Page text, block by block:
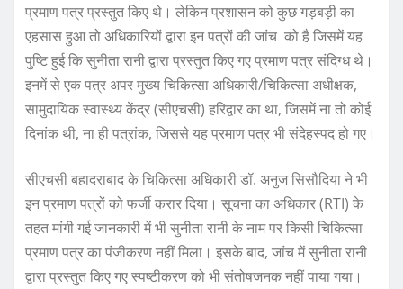
प्रमाण पत्र प्रस्तुत किए थे। लेकिन प्रशासन को कुछ गड़बड़ी का
एहसास हुआ तो अधिकारियों द्वारा इन पत्रों की जांच को है जिसमें यह
पुष्टि हुई कि सुनीता रानी द्वारा प्रस्तुत किए गए प्रमाण पत्र संदिग्ध थे।
इनमें से एक पत्र अपर मुख्य चिकित्सा अधिकारी/चिकित्सा अधीक्षक,
सामुदायिक स्वास्थ्य केंद्र (सीएचसी) हरिद्वार का था, जिसमें ना तो कोई
दिनांक थी, ना ही पत्रांक, जिससे यह प्रमाण पत्र भी संदेहस्पद हो गए।
सीएचसी बहादराबाद के चिकित्सा अधिकारी डॉ. अनुज सिसौदिया ने भी
इन प्रमाण पत्रों को फर्जी करार दिया। सूचना का अधिकार (RTI) के
तहत मांगी गई जानकारी में भी सुनीता रानी के नाम पर किसी चिकित्सा
प्रमाण पत्र का पंजीकरण नहीं मिला। इसके बाद, जांच में सुनीता रानी
द्वारा प्रस्तुत किए गए स्पष्टीकरण को भी संतोषजनक नहीं पाया गया।